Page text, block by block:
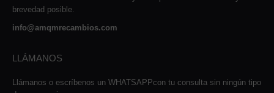
brevedad posible.
info@amqmrecambios.com
LLÁMANOS
Llámanos o escríbenos un WHATSAPPcon tu consulta sin ningún tipo